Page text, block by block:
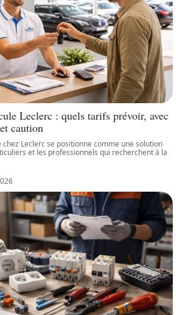
Leclerc : quels tarifs prévoir, avec
caution
chez Leclerc se positionne comme une solution
et les professionnels qui recherchent à la